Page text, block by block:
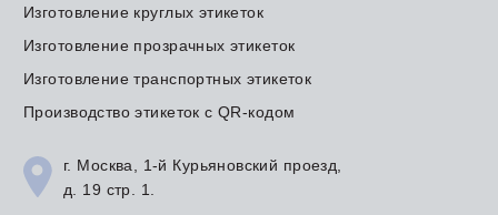
Изготовление круглых этикеток
Изготовление прозрачных этикеток
Изготовление транспортных этикеток
Производство этикеток с QR-кодом
г. Москва, 1-й Курьяновский проезд,
д. 19 стр. 1.